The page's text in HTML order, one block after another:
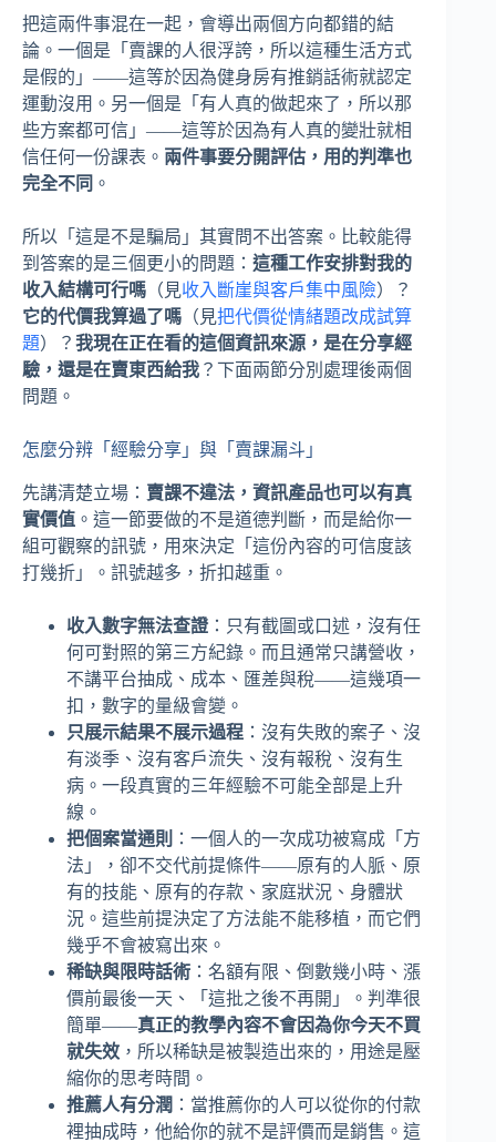
把這兩件事混在一起，會導出兩個方向都錯的結
論。一個是「賣課的人很浮誇，所以這種生活方式
是假的」——這等於因為健身房有推銷話術就認定
運動沒用。另一個是「有人真的做起來了，所以那
些方案都可信」——這等於因為有人真的變壯就相
信任何一份課表。 兩件事要分開評估，用的判準也
完全不同 。
所以「這是不是騙局」其實問不出答案。比較能得
到答案的是三個更小的問題： 這種工作安排對我的
收入結構可行嗎 （見收入斷崖與客戶集中風險）？
它的代價我算過了嗎 （見把代價從情緒題改成試算
題）？ 我現在正在看的這個資訊來源，是在分享經
驗，還是在賣東西給我 ？下面兩節分別處理後兩個
問題。
怎麼分辨「經驗分享」與「賣課漏斗」
先講清楚立場： 賣課不違法，資訊產品也可以有真
實價值 。這一節要做的不是道德判斷，而是給你一
組可觀察的訊號，用來決定「這份內容的可信度該
打幾折」。訊號越多，折扣越重。
收入數字無法查證 ：只有截圖或口述，沒有任
何可對照的第三方紀錄。而且通常只講營收，
不講平台抽成、成本、匯差與稅——這幾項一
扣，數字的量級會變。
只展示結果不展示過程 ：沒有失敗的案子、沒
有淡季、沒有客戶流失、沒有報稅、沒有生
病。一段真實的三年經驗不可能全部是上升
線。
把個案當通則
：一個人的一次成功被寫成「方
法」，卻不交代前提條件——原有的人脈、原
有的技能、原有的存款、家庭狀況、身體狀
況。這些前提決定了方法能不能移植，而它們
幾乎不會被寫出來。
稀缺與限時話術 ：名額有限、倒數幾小時、漲
價前最後一天、「這批之後不再開」。判準很
簡單——真正的教學內容不會因為你今天不買
就失效 ，所以稀缺是被製造出來的，用途是壓
縮你的思考時間。
推薦人有分潤 ：當推薦你的人可以從你的付款
裡抽成時，他給你的就不是評價而是銷售。這